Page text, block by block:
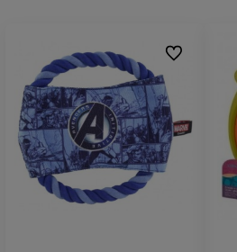
Do ulubionych